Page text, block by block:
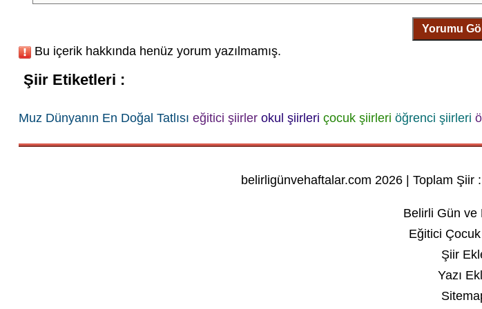
Yorumu
Bu içerik hakkında henüz yorum yazılmamış.
Şiir Etiketleri :
Muz Dünyanın En Doğal Tatlısı eğitici şiirler okul şiirleri çocuk şiirleri öğrenci şiirleri
belirligünvehaftalar.com 2026 | Toplam Şiir
Belirli Gün ve
Eğitici
Şiir
Yazı